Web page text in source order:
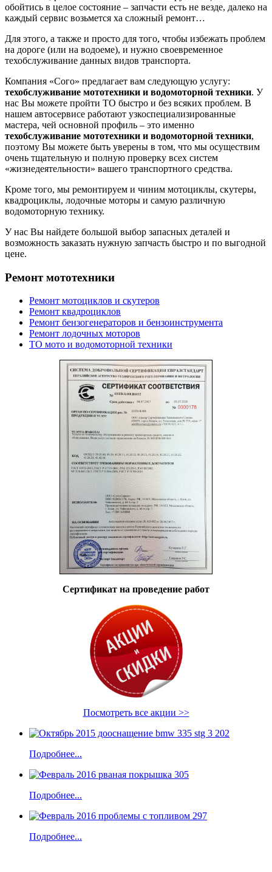
обойтись в целое состояние – запчасти есть не везде, далеко на
каждый сервис возьмется ха сложный ремонт…
Для этого, а также и просто для того, чтобы избежать проблем
на дороге (или на водоеме), и нужно своевременное
техобслуживание данных видов транспорта.
Компания «Сого» предлагает вам следующую услугу:
техобслуживание мототехники и водомоторной техники. У
нас Вы можете пройти ТО быстро и без всяких проблем. В
нашем автосервисе работают узкоспециализированные
мастера, чей основной профиль – это именно
техобслуживание мототехники и водомоторной техники,
поэтому Вы можете быть уверены в том, что мы осуществим
очень тщательную и полную проверку всех систем
«жизнедеятельности» вашего транспортного средства.
Кроме того, мы ремонтируем и чиним мотоциклы, скутеры,
квадроциклы, лодочные моторы и самую различную
водомоторную технику.
У нас Вы найдете большой выбор запасных деталей и
возможность заказать нужную запчасть быстро и по выгодной
цене.
Ремонт мототехники
Ремонт мотоциклов и скутеров
Ремонт квадроциклов
Ремонт бензогенераторов и бензоинструмента
Ремонт лодочных моторов
ТО мото и водомоторной техники
Сертификат на проведение работ
Посмотреть все акции >>
Подробнее...
Подробнее...
Подробнее...